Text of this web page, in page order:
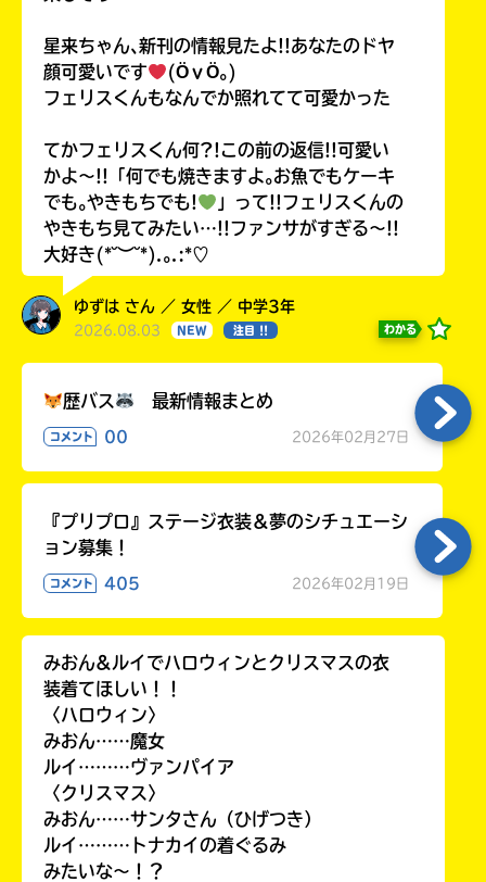
星来ちゃん､新刊の情報見たよ!!あなたのドヤ
顔可愛いです
(ӦｖӦ｡)
フェリスくんもなんでか照れてて可愛かった
てかフェリスくん何?!この前の返信!!可愛い
かよ〜!!「何でも焼きますよ｡お魚でもケーキ
でも｡やきもちでも!
」って!!フェリスくんの
やきもち見てみたい…!!ファンサがすぎる〜!!
大好き(*˘︶˘*).｡.:*♡
ゆずは さん ／ 女性 ／ 中学3年
2026.08.03 NEW 注目 !! わかる
歴バス 最新情報まとめ
コメント 00 2026年02月27日
『プリプロ』ステージ衣装＆夢のシチュエーシ
ョン募集！
コメント 405 2026年02月19日
みおん&ルイでハロウィンとクリスマスの衣
装着てほしい！！
〈ハロウィン〉
みおん……魔女
ルイ………ヴァンパイア
〈クリスマス〉
みおん……サンタさん（ひげつき）
ルイ………トナカイの着ぐるみ
みたいな〜！？